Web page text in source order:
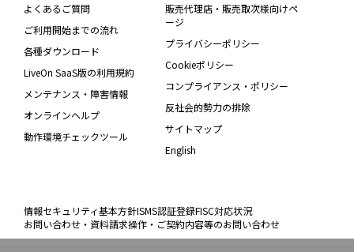
よくあるご質問
ご利用開始までの流れ
各種ダウンロード
LiveOn SaaS版の利用規約
メンテナンス・障害情報
オンラインヘルプ
動作環境チェックツール
販売代理店・販売取次様向けペ
ージ
プライバシーポリシー
Cookieポリシー
コンプライアンス・ポリシー
反社会的勢力の排除
サイトマップ
English
情報セキュリティ基本方針ISMS認証登録FISC対応状況
お問い合わせ・資料請求操作・ご契約内容等のお問い合わせ